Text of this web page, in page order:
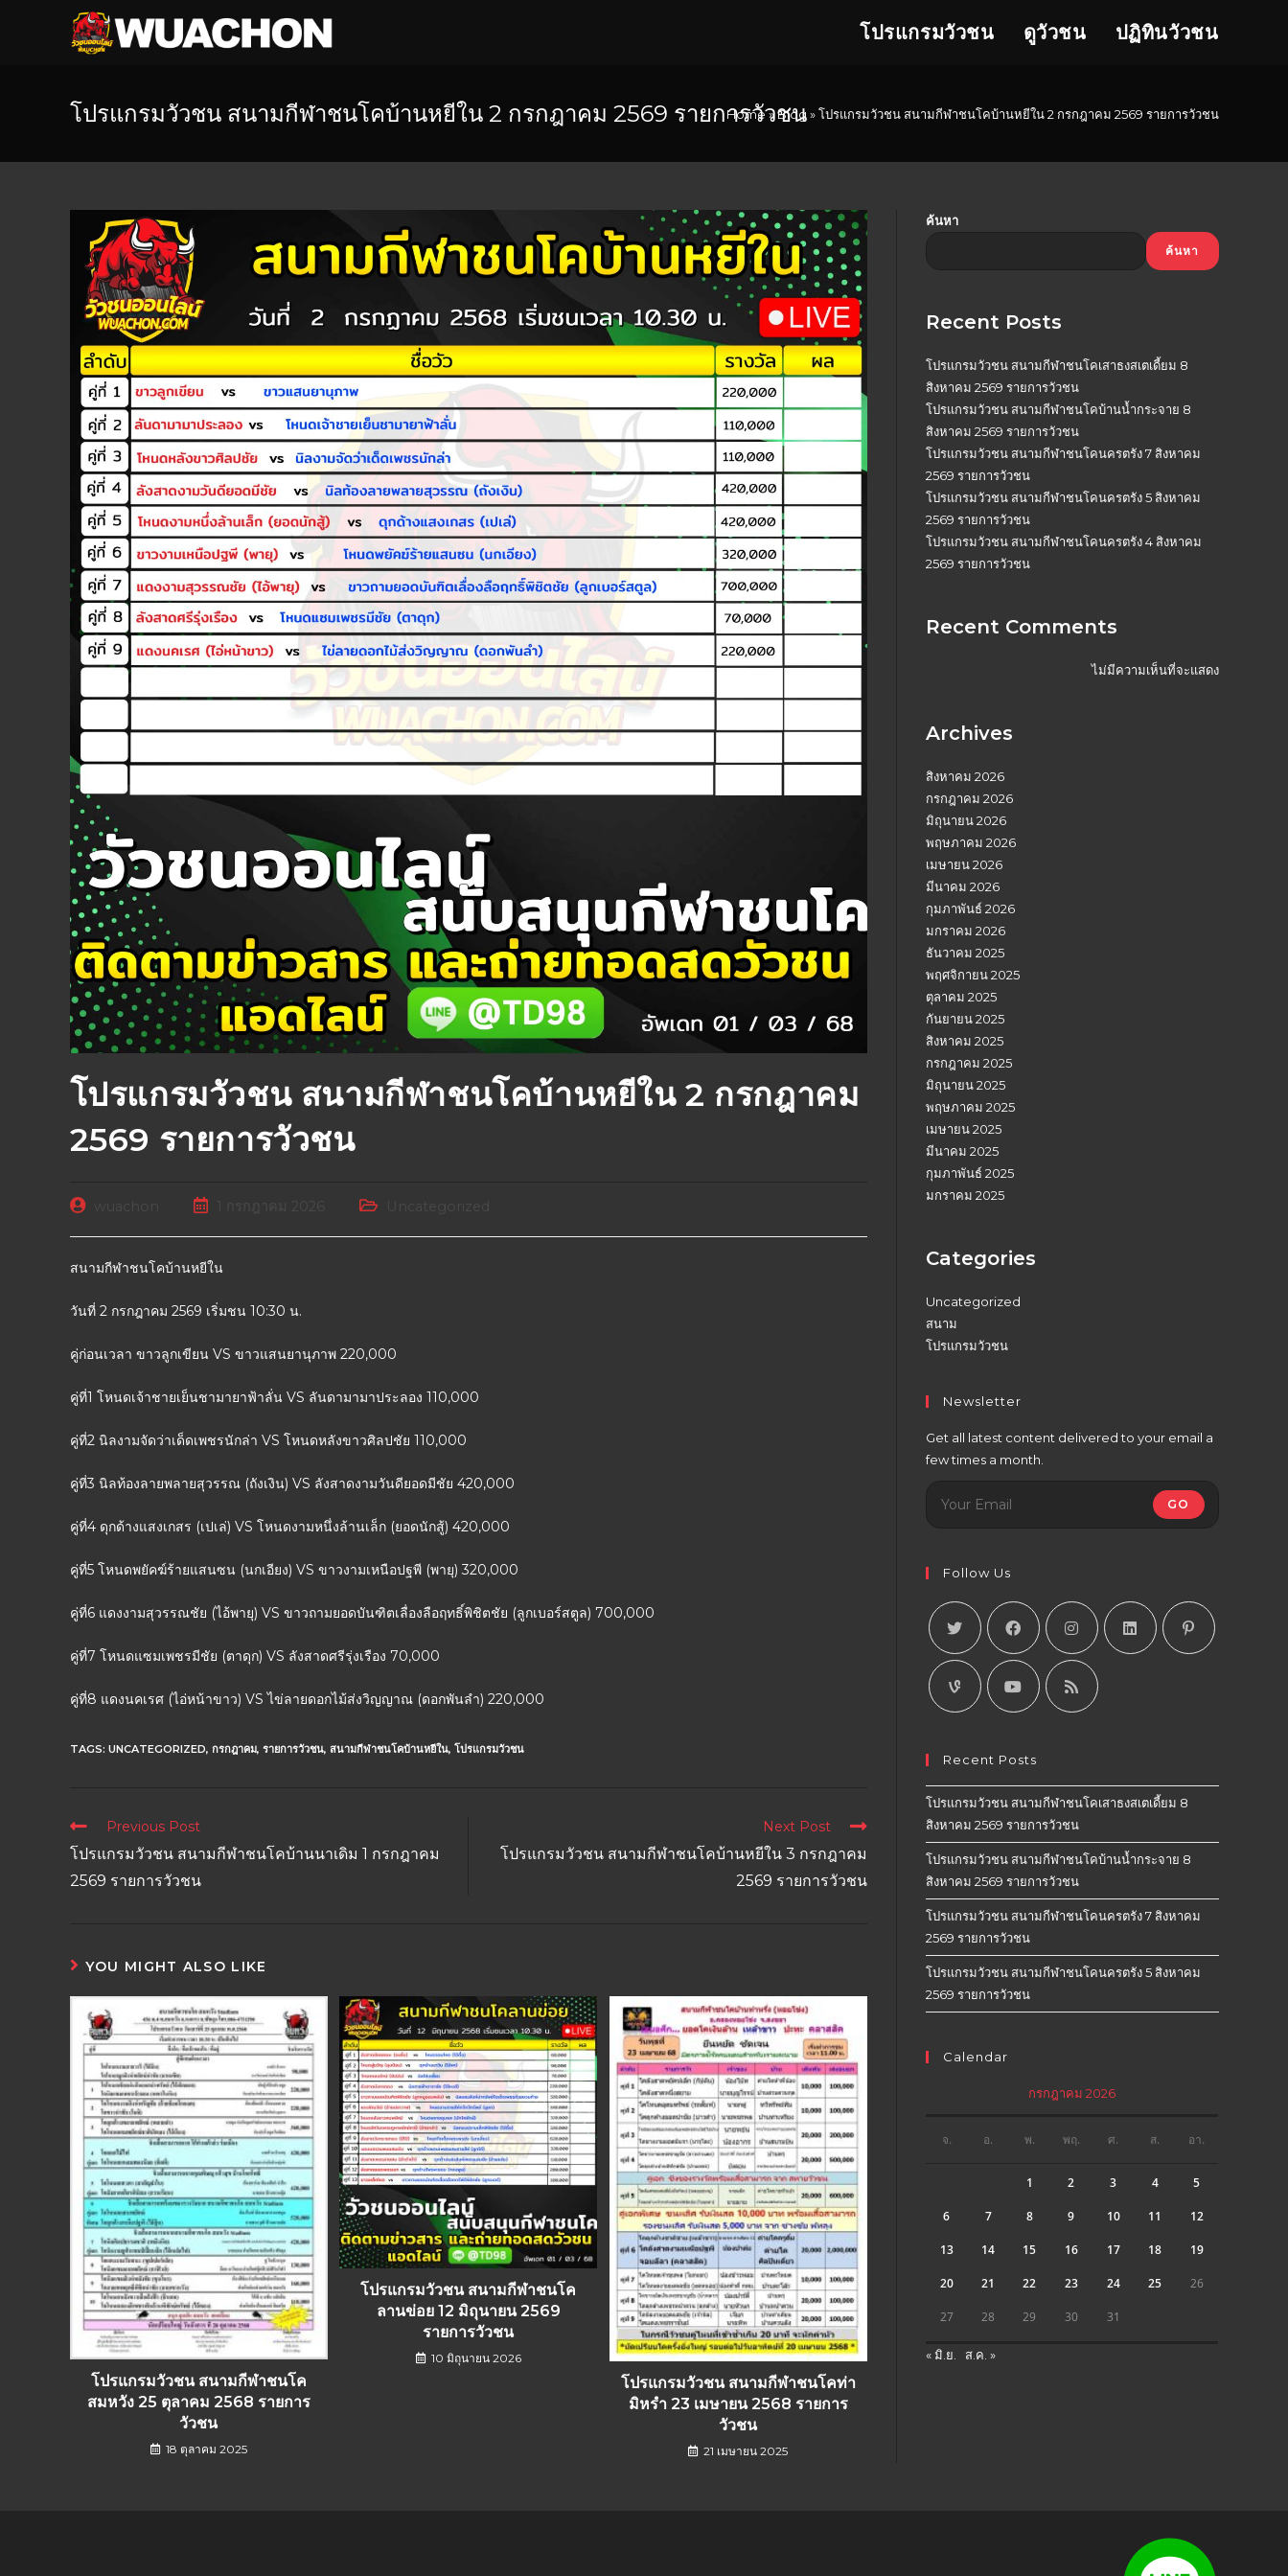
โปรแกรมวัวชน ดูวัวชน ปฏิทินวัวชน
โปรแกรมวัวชน สนามกีฬาชนโคบ้านหยีใน 2 กรกฎาคม 2569 รายการวัวชน
Home»Blog»โปรแกรมวัวชน สนามกีฬาชนโคบ้านหยีใน 2 กรกฎาคม 2569 รายการวัวชน
โปรแกรมวัวชน สนามกีฬาชนโคบ้านหยีใน 2 กรกฎาคม
2569 รายการวัวชน
Uncategorized
สนามกีฬาชนโคบ้านหยีใน
วันที่ 2 กรกฎาคม 2569 เริ่มชน 10:30 น.
คู่ก่อนเวลา ขาวลูกเขียน VS ขาวแสนยานุภาพ 220,000
คู่ที่1 โหนดเจ้าชายเย็นชามายาฟ้าลั่น VS ลันดามามาประลอง 110,000
คู่ที่2 นิลงามจัดว่าเด็ดเพชรนักล่า VS โหนดหลังขาวศิลปชัย 110,000
คู่ที่3 นิลท้องลายพลายสุวรรณ (ถังเงิน) VS ลังสาดงามวันดียอดมีชัย 420,000
คู่ที่4 ดุกด้างแสงเกสร (เปเล่) VS โหนดงามหนึ่งล้านเล็ก (ยอดนักสู้) 420,000
คู่ที่5 โหนดพยัคฆ์ร้ายแสนซน (นกเอียง) VS ขาวงามเหนือปฐพี (พายุ) 320,000
คู่ที่6 แดงงามสุวรรณชัย (ไอ้พายุ) VS ขาวถามยอดบันฑิตเลื่องลือฤทธิ์พิชิตชัย (ลูกเบอร์สตูล) 700,000
คู่ที่7 โหนดแซมเพชรมีชัย (ตาดุก) VS ลังสาดศรีรุ่งเรือง 70,000
คู่ที่8 แดงนคเรศ (ไอ่หน้าขาว) VS ไข่ลายดอกไม้ส่งวิญญาณ (ดอกพันลำ) 220,000
TAGS: UNCATEGORIZED, กรกฎาคม, รายการวัวชน, สนามกีฬาชนโคบ้านหยีใน, โปรแกรมวัวชน
Previous Post
โปรแกรมวัวชน สนามกีฬาชนโคบ้านนาเดิม 1 กรกฎาคม
2569 รายการวัวชน
Next Post
โปรแกรมวัวชน สนามกีฬาชนโคบ้านหยีใน 3 กรกฎาคม
2569 รายการวัวชน
YOU MIGHT ALSO LIKE
โปรแกรมวัวชน สนามกีฬาชนโค
สมหวัง 25 ตุลาคม 2568 รายการ
วัวชน
18 ตุลาคม 2025
โปรแกรมวัวชน สนามกีฬาชนโค
ลานข่อย 12 มิถุนายน 2569
รายการวัวชน
10 มิถุนายน 2026
โปรแกรมวัวชน สนามกีฬาชนโคท่า
มิหรำ 23 เมษายน 2568 รายการ
วัวชน
21 เมษายน 2025
ค้นหา
ค้นหา
Recent Posts
โปรแกรมวัวชน สนามกีฬาชนโคเสาธงสเตเดี้ยม 8
สิงหาคม 2569 รายการวัวชน
โปรแกรมวัวชน สนามกีฬาชนโคบ้านน้ำกระจาย 8
สิงหาคม 2569 รายการวัวชน
โปรแกรมวัวชน สนามกีฬาชนโคนครตรัง 7 สิงหาคม
2569 รายการวัวชน
โปรแกรมวัวชน สนามกีฬาชนโคนครตรัง 5 สิงหาคม
2569 รายการวัวชน
โปรแกรมวัวชน สนามกีฬาชนโคนครตรัง 4 สิงหาคม
2569 รายการวัวชน
Recent Comments
ไม่มีความเห็นที่จะแสดง
Archives
สิงหาคม 2026
กรกฎาคม 2026
มิถุนายน 2026
พฤษภาคม 2026
เมษายน 2026
มีนาคม 2026
กุมภาพันธ์ 2026
มกราคม 2026
ธันวาคม 2025
พฤศจิกายน 2025
ตุลาคม 2025
กันยายน 2025
สิงหาคม 2025
กรกฎาคม 2025
มิถุนายน 2025
พฤษภาคม 2025
เมษายน 2025
มีนาคม 2025
กุมภาพันธ์ 2025
มกราคม 2025
Categories
Uncategorized
สนาม
โปรแกรมวัวชน
Newsletter
Get all latest content delivered to your email a
few times a month.
GO
Follow Us
Recent Posts
โปรแกรมวัวชน สนามกีฬาชนโคเสาธงสเตเดี้ยม 8
สิงหาคม 2569 รายการวัวชน
โปรแกรมวัวชน สนามกีฬาชนโคบ้านน้ำกระจาย 8
สิงหาคม 2569 รายการวัวชน
โปรแกรมวัวชน สนามกีฬาชนโคนครตรัง 7 สิงหาคม
2569 รายการวัวชน
โปรแกรมวัวชน สนามกีฬาชนโคนครตรัง 5 สิงหาคม
2569 รายการวัวชน
Calendar
กรกฎาคม 2026
จ. อ. พ. พฤ. ศ. ส. อา.
1 2 3 4 5
6 7 8 9 10 11 12
13 14 15 16 17 18 19
20 21 22 23 24 25 26
27 28 29 30 31
« มิ.ย. ส.ค. »